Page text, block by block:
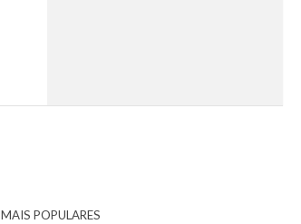
MAIS POPULARES